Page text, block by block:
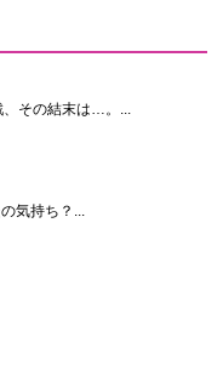
、その結末は…。...
気持ち？...